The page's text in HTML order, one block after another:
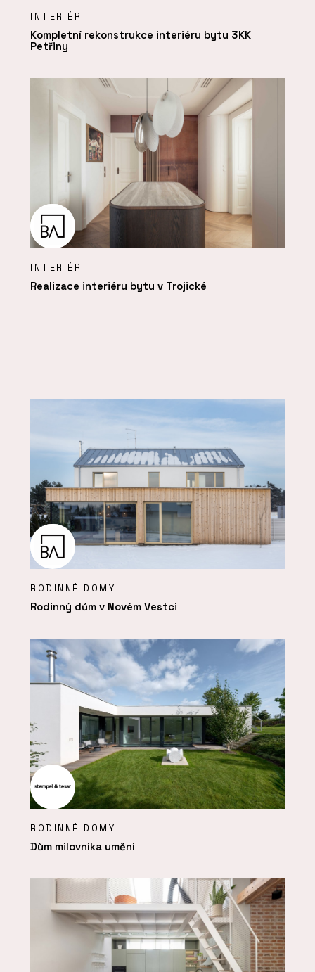
INTERIÉR
Kompletní rekonstrukce interiéru bytu 3KK
Petřiny
INTERIÉR
Realizace interiéru bytu v Trojické
RODINNÉ DOMY
Rodinný dům v Novém Vestci
RODINNÉ DOMY
Dům milovníka umění